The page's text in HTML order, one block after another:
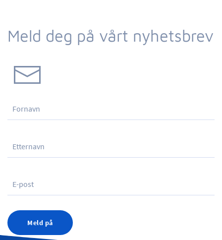
Meld deg på vårt nyhetsbrev
Meld på